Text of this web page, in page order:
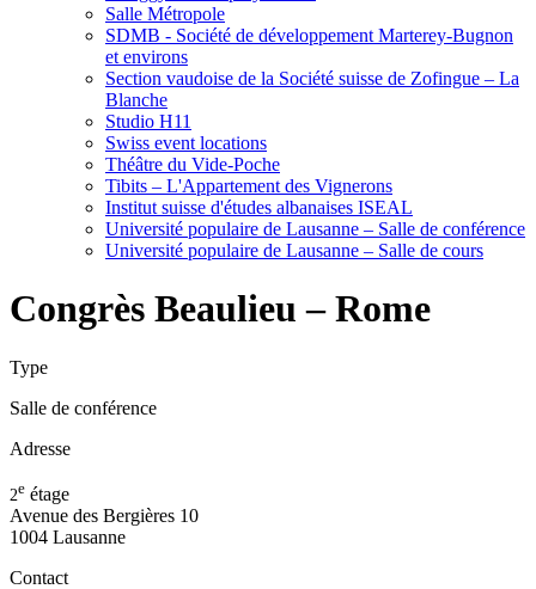
Salle Métropole
SDMB - Société de développement Marterey-Bugnon
et environs
Section vaudoise de la Société suisse de Zofingue – La
Blanche
Studio H11
Swiss event locations
Théâtre du Vide-Poche
Tibits – L'Appartement des Vignerons
Institut suisse d'études albanaises ISEAL
Université populaire de Lausanne – Salle de conférence
Université populaire de Lausanne – Salle de cours
Congrès Beaulieu – Rome
Type
Salle de conférence
Adresse
2e étage
Avenue des Bergières 10
1004 Lausanne
Contact